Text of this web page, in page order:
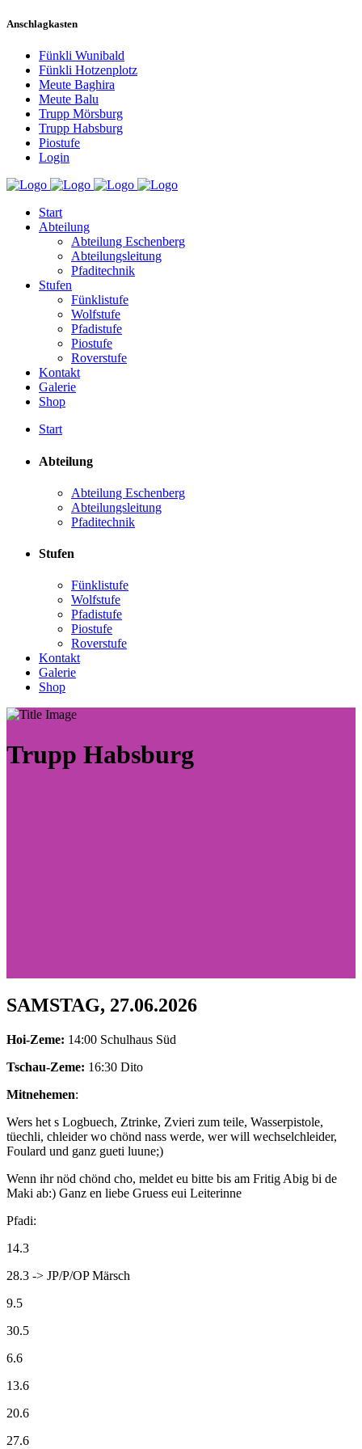
Anschlagkasten
Fünkli Wunibald
Fünkli Hotzenplotz
Meute Baghira
Meute Balu
Trupp Mörsburg
Trupp Habsburg
Piostufe
Login
Start
Abteilung
Abteilung Eschenberg
Abteilungsleitung
Pfaditechnik
Stufen
Fünklistufe
Wolfstufe
Pfadistufe
Piostufe
Roverstufe
Kontakt
Galerie
Shop
Start
Abteilung
Abteilung Eschenberg
Abteilungsleitung
Pfaditechnik
Stufen
Fünklistufe
Wolfstufe
Pfadistufe
Piostufe
Roverstufe
Kontakt
Galerie
Shop
Trupp Habsburg
SAMSTAG, 27.06.2026
Hoi-Zeme: 14:00 Schulhaus Süd
Tschau-Zeme: 16:30 Dito
Mitnehemen:
Wers het s Logbuech, Ztrinke, Zvieri zum teile, Wasserpistole,
tüechli, chleider wo chönd nass werde, wer will wechselchleider,
Foulard und ganz gueti luune;)
Wenn ihr nöd chönd cho, meldet eu bitte bis am Fritig Abig bi de
Maki ab:) Ganz en liebe Gruess eui Leiterinne
Pfadi:
14.3
28.3 -> JP/P/OP Märsch
9.5
30.5
6.6
13.6
20.6
27.6